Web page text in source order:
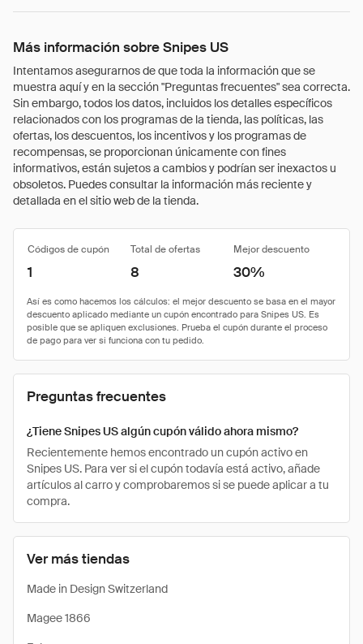
Más información sobre Snipes US
Intentamos asegurarnos de que toda la información que se
muestra aquí y en la sección "Preguntas frecuentes" sea correcta.
Sin embargo, todos los datos, incluidos los detalles específicos
relacionados con los programas de la tienda, las políticas, las
ofertas, los descuentos, los incentivos y los programas de
recompensas, se proporcionan únicamente con fines
informativos, están sujetos a cambios y podrían ser inexactos u
obsoletos. Puedes consultar la información más reciente y
detallada en el sitio web de la tienda.
Ver más tiendas
Made in Design Switzerland
Magee 1866
Códigos de cupón Total de ofertas Mejor descuento
1 8 30%
Preguntas frecuentes
¿Tiene Snipes US algún cupón válido ahora mismo?
Recientemente hemos encontrado un cupón activo en
Snipes US. Para ver si el cupón todavía está activo, añade
artículos al carro y comprobaremos si se puede aplicar a tu
compra.